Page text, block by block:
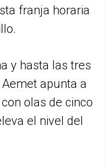
franja horaria
y hasta las tres
apunta a
olas de cinco
el nivel del